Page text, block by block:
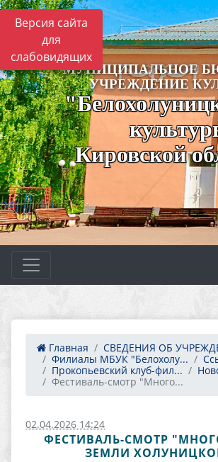
Версия сайта
для
слабовидящих
МУНИЦИПАЛЬНОЕ
УЧРЕЖДЕНИЕ
Кировской
Главная
СВЕДЕНИЯ ОБ
Филиалы МБУК "Белохолу...
Прокопьевский клуб-фил...
Фестиваль-смотр "Много...
02.04.2026 14:24
ФЕСТИВАЛЬ-СМОТР
ЗЕМЛИ